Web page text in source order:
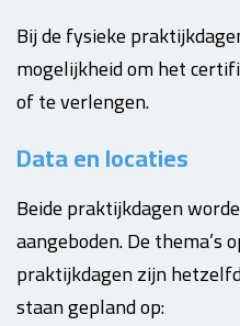
Bij de fysieke
mogelijkheid om het
of te verlengen.
Data en locaties
Beide praktijkdagen
aangeboden. De thema’s
praktijkdagen zijn
staan gepland op: